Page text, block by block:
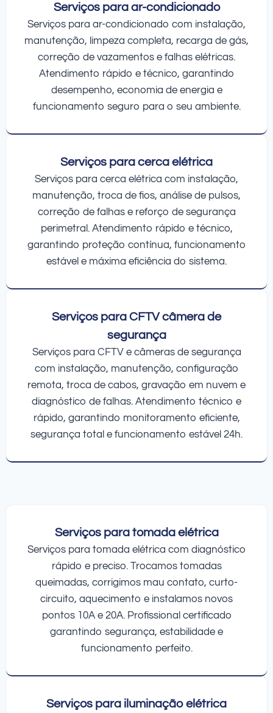
Serviços para ar-condicionado
Serviços para ar-condicionado com instalação,
manutenção, limpeza completa, recarga de gás,
correção de vazamentos e falhas elétricas.
Atendimento rápido e técnico, garantindo
desempenho, economia de energia e
funcionamento seguro para o seu ambiente.
Serviços para cerca elétrica
Serviços para cerca elétrica com instalação,
manutenção, troca de fios, análise de pulsos,
correção de falhas e reforço de segurança
perimetral. Atendimento rápido e técnico,
garantindo proteção contínua, funcionamento
estável e máxima eficiência do sistema.
Serviços para CFTV câmera de
segurança
Serviços para CFTV e câmeras de segurança
com instalação, manutenção, configuração
remota, troca de cabos, gravação em nuvem e
diagnóstico de falhas. Atendimento técnico e
rápido, garantindo monitoramento eficiente,
segurança total e funcionamento estável 24h.
Serviços para tomada elétrica
Serviços para tomada elétrica com diagnóstico
rápido e preciso. Trocamos tomadas
queimadas, corrigimos mau contato, curto-
circuito, aquecimento e instalamos novos
pontos 10A e 20A. Profissional certificado
garantindo segurança, estabilidade e
funcionamento perfeito.
Serviços para iluminação elétrica